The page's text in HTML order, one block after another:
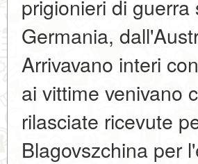
prigionieri di
Germania,
Arrivavano interi
ai vittime venivano
rilasciate ricevute
Blagovszchina per